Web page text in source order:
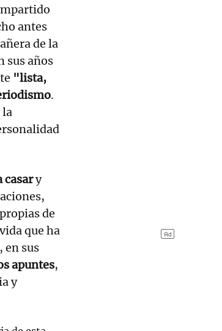
antes
de la
sus años
"lista,
.
la
casary
de
que ha
en sus
apuntes,
y